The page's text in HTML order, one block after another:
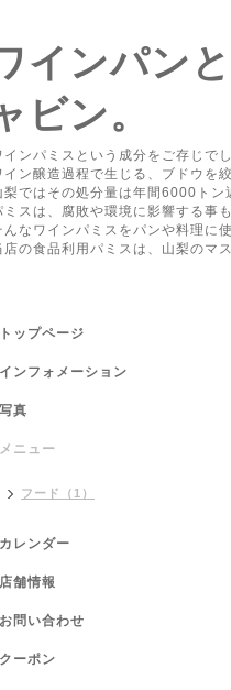
インパン
ビン。
インパミスという成分をご存じでし
イン醸造過程で生じる、ブドウを
梨ではその処分量は年間6000ト
ミスは、腐敗や環境に影響する事も
んなワインパミスをパンや料理に
店の食品利用パミスは、山梨のマ
トップページ
インフォメーション
写真
メニュー
フード（1）
カレンダー
店舗情報
お問い合わせ
クーポン